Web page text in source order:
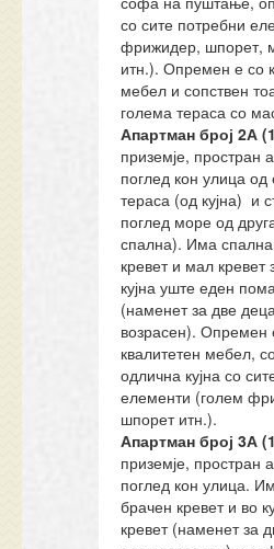
со сите потребни
фрижидер, шпорет,
итн.). Опремен е со
мебел и сопствен
голема тераса со
Апартман број 2А
приземје, простран
поглед кон улица
тераса (од кујна) и
поглед море од
спална). Има
кревет и мал кревет
кујна уште еден
(наменет за две
возрасен). Опремен
квалитетен мебел,
одлична кујна со
елементи (голем
шпорет итн.).
Апартман број3А
приземје, простран
поглед кон улица.
брачен кревет и во
кревет (наменет за